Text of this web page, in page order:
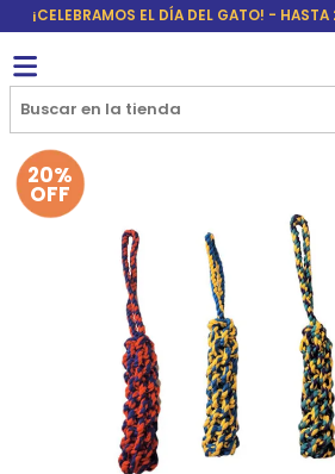
¡CELEBRAMOS EL DÍA DEL GATO! - HASTA
20%
OFF